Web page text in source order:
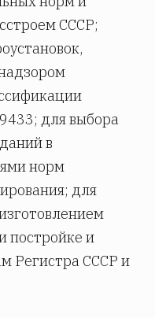
СССР;
для выбора
в
норм
для
постройке и
Регистра СССР и